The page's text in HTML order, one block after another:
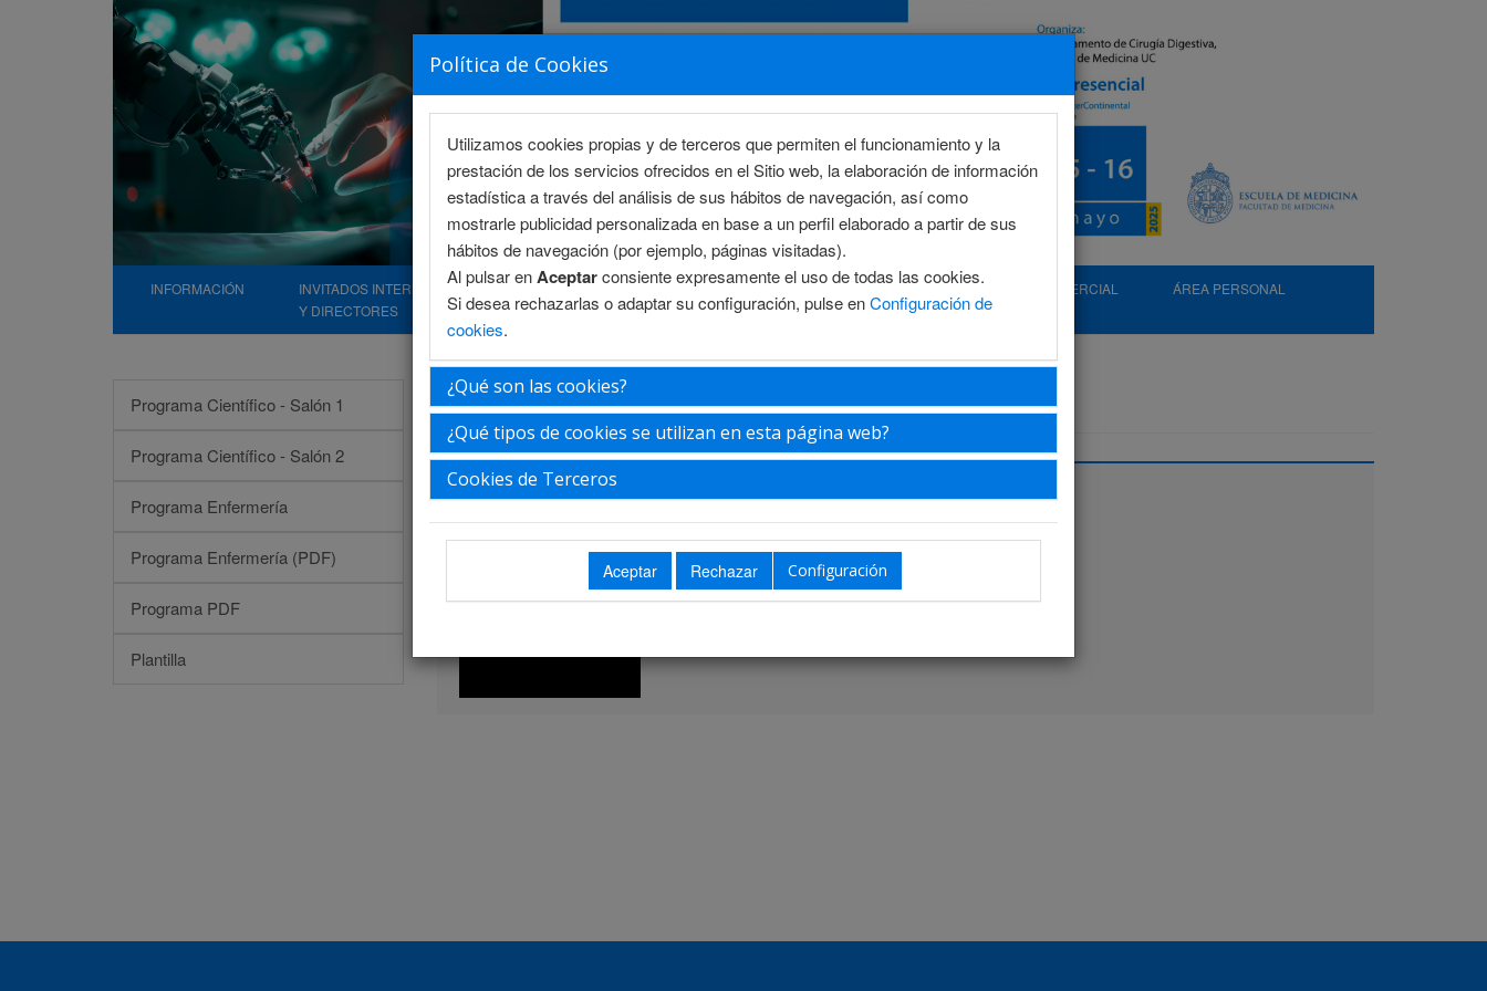
Política de Cookies
Utilizamos cookies propias y de terceros que permiten el funcionamiento y la
prestación de los servicios ofrecidos en el Sitio web, la elaboración de información
estadística a través del análisis de sus hábitos de navegación, así como
mostrarle publicidad personalizada en base a un perfil elaborado a partir de sus
hábitos de navegación (por ejemplo, páginas visitadas).
Al pulsar enAceptarconsiente expresamente el uso de todas las cookies.
Si desea rechazarlas o adaptar su configuración, pulse enConfiguración de
cookies.
¿Qué son las cookies?
¿Qué tipos de cookies se utilizan en esta página web?
Cookies de Terceros
Configuración
INFORMACIÓN
INVITADOS INTERNACIONALES
Y DIRECTORES
ÁREA CIENTÍFICA INSCRIPCIÓN ALOJAMIENTO EXP. COMERCIAL ÁREA PERSONAL
Programa Científico - Salón 1
Programa Científico - Salón 2
Programa Enfermería
Programa Enfermería (PDF)
Programa PDF
Plantilla
Mario Abedrapo
Biografía no disponible